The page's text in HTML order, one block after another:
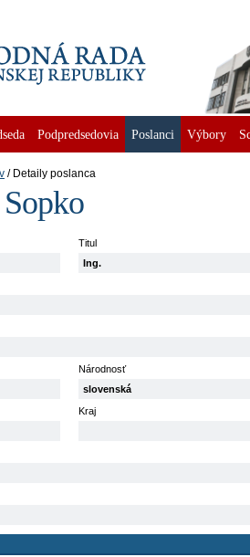
Podpredsedovia Poslanci Výbory
Detaily poslanca
Titul
Ing.
Národnosť
slovenská
Kraj